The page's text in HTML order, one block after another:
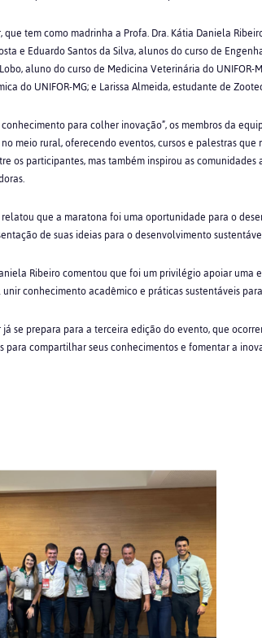
que tem como madrinha a Profa. Dra. Kátia Daniela
e Eduardo Santos da Silva, alunos do curso de
aluno do curso de Medicina Veterinária do UNIFOR-
do UNIFOR-MG; e Larissa Almeida, estudante de
para colher inovação”, os membros da
meio rural, oferecendo eventos, cursos e palestras que
os participantes, mas também inspirou as
que a maratona foi uma oportunidade para o
de suas ideias para o desenvolvimento
Ribeiro comentou que foi um privilégio apoiar uma
unir conhecimento acadêmico e práticas sustentáveis
se prepara para a terceira edição do evento, que
para compartilhar seus conhecimentos efomentar a